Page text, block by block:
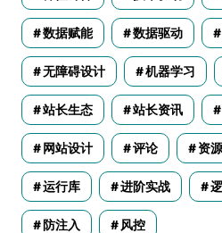
数据赋能 数据驱动
无障碍设计 机器学习
站长生态 站长资讯
网站设计 评论 资
运行库 进阶实战
防注入 风控